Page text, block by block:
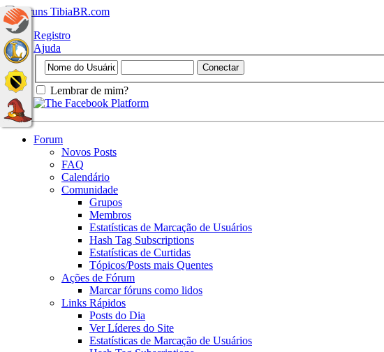
Registro
Ajuda
Lembrar de mim?
Forum
Novos Posts
FAQ
Calendário
Comunidade
Grupos
Membros
Estatísticas de Marcação de Usuários
Hash Tag Subscriptions
Estatísticas de Curtidas
Tópicos/Posts mais Quentes
Ações de Fórum
Marcar fóruns como lidos
Links Rápidos
Posts do Dia
Ver Líderes do Site
Estatísticas de Marcação de Usuários